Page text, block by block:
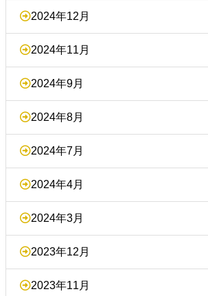
2024年12月
2024年11月
2024年9月
2024年8月
2024年7月
2024年4月
2024年3月
2023年12月
2023年11月